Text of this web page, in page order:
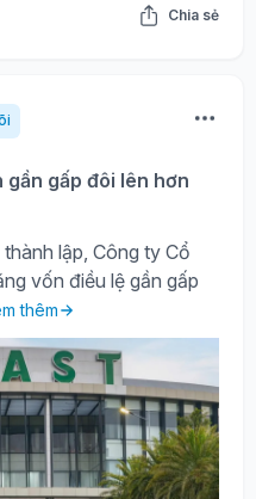
Chia sẻ
gần gấp đôi lên hơn
lập, Công ty Cổ
vốn điều lệ gần gấp
thêm